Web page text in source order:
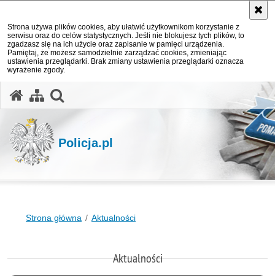
Strona używa plików cookies, aby ułatwić użytkownikom korzystanie z
serwisu oraz do celów statystycznych. Jeśli nie blokujesz tych plików, to
zgadzasz się na ich użycie oraz zapisanie w pamięci urządzenia.
Pamiętaj, że możesz samodzielnie zarządzać cookies, zmieniając
ustawienia przeglądarki. Brak zmiany ustawienia przeglądarki oznacza
wyrażenie zgody.
Policja.pl
Strona główna Aktualności
Aktualności